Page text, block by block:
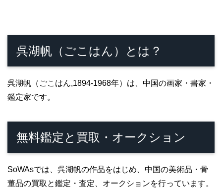
呉湖帆（ごこはん）とは？
呉湖帆（ごこはん,1894-1968年）は、中国の画家・書家・
鑑定家です。
無料鑑定と買取・オークション
SoWAsでは、呉湖帆の作品をはじめ、中国の美術品・骨
董品の買取と鑑定・査定、オークションを行っています。